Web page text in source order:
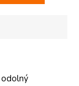
odolný